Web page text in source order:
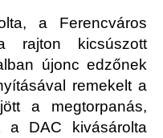
a Ferencváros
rajton kicsúszott
újonc edzőnek
remekelt a
a megtorpanás,
a DAC kivásárolta